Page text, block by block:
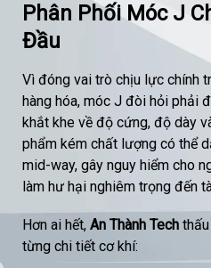
Phân Phối Móc J
Đầu
Vì đóng vai trò chịu lực chính
hàng hóa, móc J đòi hỏi phải
khắt khe về độ cứng, độ dày
phẩm kém chất lượng có thể
mid-way, gây nguy hiểm cho
làm hư hại nghiêm trọng đến
Hơn ai hết, An Thành Tech
từng chi tiết cơ khí: